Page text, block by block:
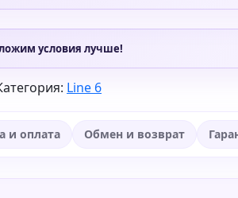
условия лучше!
Line 6
и оплата Обмен и возврат